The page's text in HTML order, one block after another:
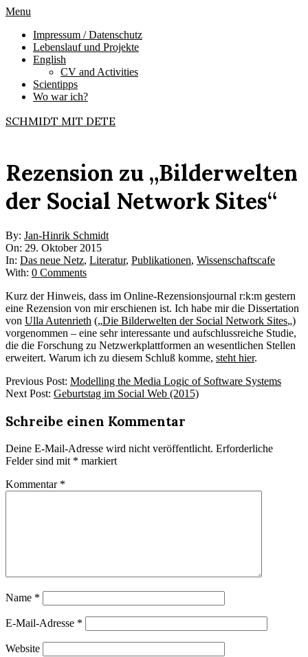
Skip
content
Primary
Menu
Menu
Impressum / Datenschutz
Lebenslauf und Projekte
English
CV and Activities
Scientipps
Wo war ich?
SCHMIDT MIT DETE
Rezension zu „Bilderwelten
der Social Network Sites“
By: Jan-Hinrik Schmidt
On: 29. Oktober 2015
In: Das neue Netz, Literatur, Publikationen, Wissenschaftscafe
With: 0 Comments
Kurz der Hinweis, dass im Online-Rezensionsjournal r:k:m gestern
eine Rezension von mir erschienen ist. Ich habe mir die Dissertation
von Ulla Autenrieth („Die Bilderwelten der Social Network Sites„)
vorgenommen – eine sehr interessante und aufschlussreiche Studie,
die die Forschung zu Netzwerkplattformen an wesentlichen Stellen
erweitert. Warum ich zu diesem Schluß komme, steht hier.
2015-
10-
Previous Post: Modelling the Media Logic of Software Systems
Next Post: Geburtstag im Social Web (2015)
Schreibe einen Kommentar
Deine E-Mail-Adresse wird nicht veröffentlicht. Erforderliche
Felder sind mit * markiert
Kommentar *
Name *
E-Mail-Adresse *
Website